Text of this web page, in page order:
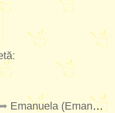
Emanuela (Emanuela0809)